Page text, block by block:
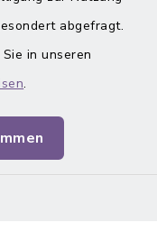
abgefragt.
in unseren
.